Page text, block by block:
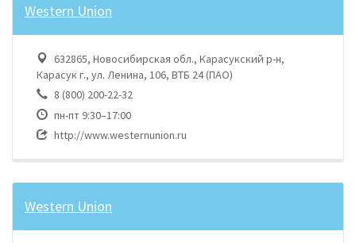
Western Union
632865, Новосибирская обл., Карасукский р-н,
Карасук г., ул. Ленина, 106, ВТБ 24 (ПАО)
8 (800) 200-22-32
пн-пт 9:30–17:00
http://www.westernunion.ru
Western Union